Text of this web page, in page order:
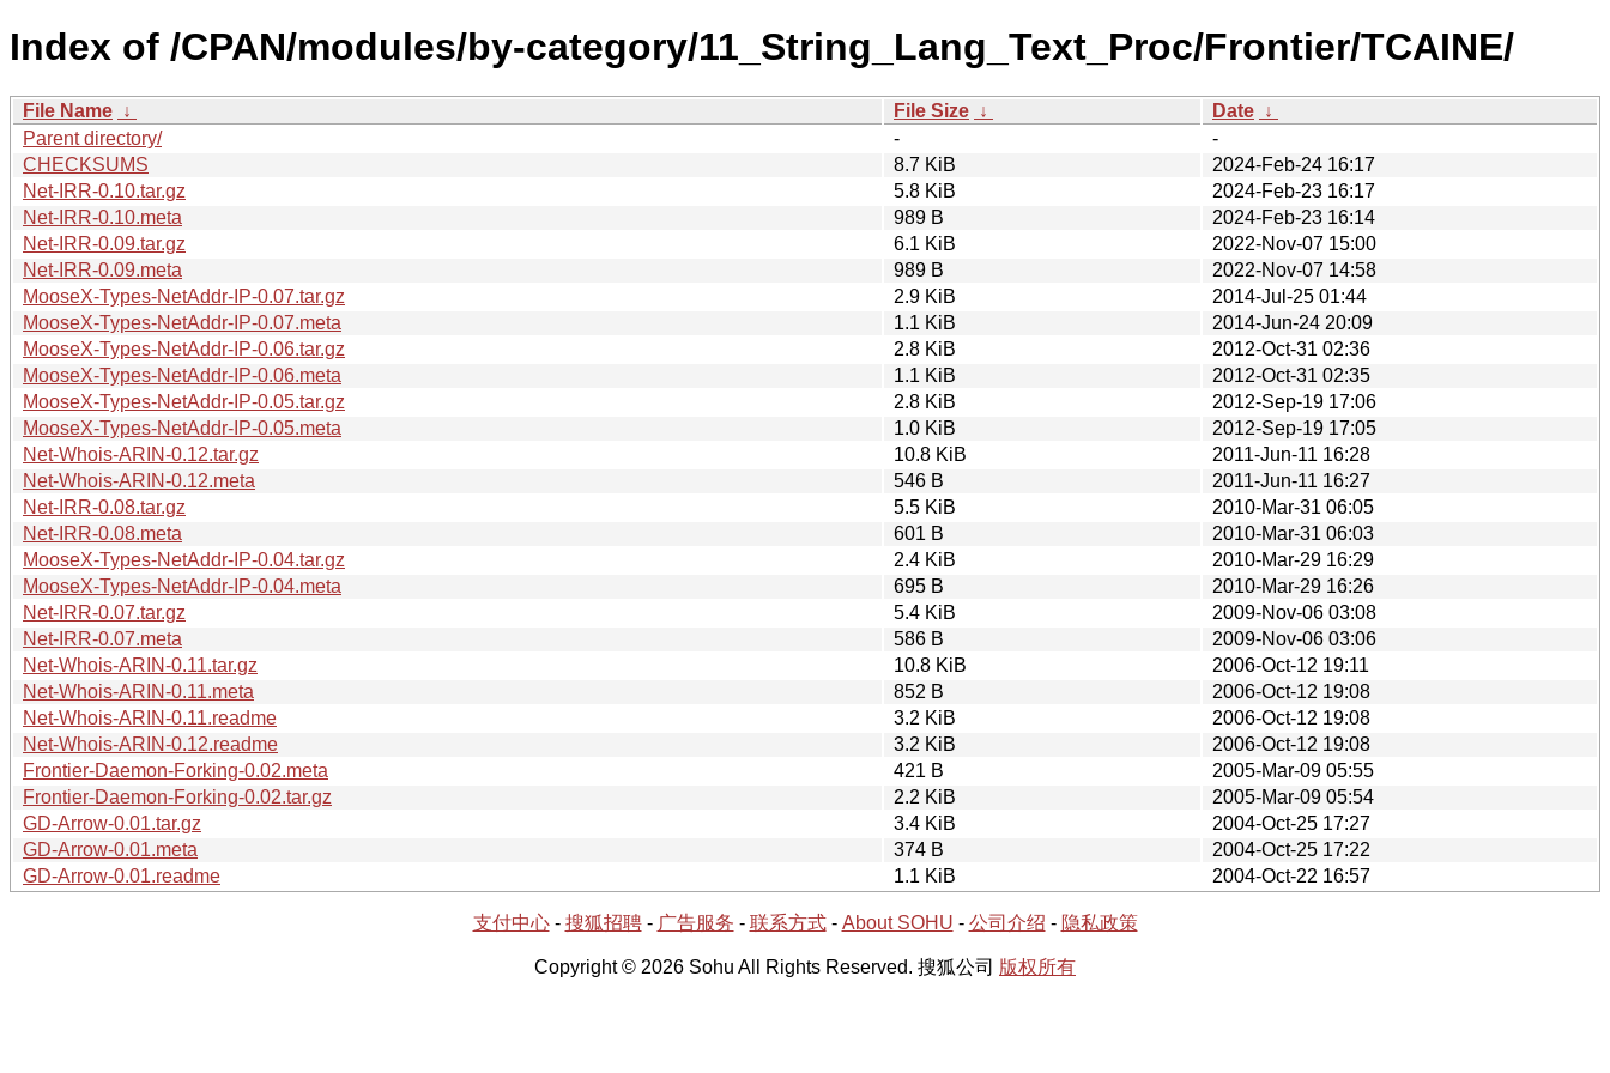
Index of /CPAN/modules/by-category/11_String_Lang_Text_Proc/Frontier/TCAINE/
File Name ↓ File Size ↓ Date ↓
Parent directory/
-
-
CHECKSUMS
8.7 KiB
2024-Feb-24 16:17
Net-IRR-0.10.tar.gz
5.8 KiB
2024-Feb-23 16:17
Net-IRR-0.10.meta
989 B
2024-Feb-23 16:14
Net-IRR-0.09.tar.gz
6.1 KiB
2022-Nov-07 15:00
Net-IRR-0.09.meta
989 B
2022-Nov-07 14:58
MooseX-Types-NetAddr-IP-0.07.tar.gz
2.9 KiB
2014-Jul-25 01:44
MooseX-Types-NetAddr-IP-0.07.meta
1.1 KiB
2014-Jun-24 20:09
MooseX-Types-NetAddr-IP-0.06.tar.gz
2.8 KiB
2012-Oct-31 02:36
MooseX-Types-NetAddr-IP-0.06.meta
1.1 KiB
2012-Oct-31 02:35
MooseX-Types-NetAddr-IP-0.05.tar.gz
2.8 KiB
2012-Sep-19 17:06
MooseX-Types-NetAddr-IP-0.05.meta
1.0 KiB
2012-Sep-19 17:05
Net-Whois-ARIN-0.12.tar.gz
10.8 KiB
2011-Jun-11 16:28
Net-Whois-ARIN-0.12.meta
546 B
2011-Jun-11 16:27
Net-IRR-0.08.tar.gz
5.5 KiB
2010-Mar-31 06:05
Net-IRR-0.08.meta
601 B
2010-Mar-31 06:03
MooseX-Types-NetAddr-IP-0.04.tar.gz
2.4 KiB
2010-Mar-29 16:29
MooseX-Types-NetAddr-IP-0.04.meta
695 B
2010-Mar-29 16:26
Net-IRR-0.07.tar.gz
5.4 KiB
2009-Nov-06 03:08
Net-IRR-0.07.meta
586 B
2009-Nov-06 03:06
Net-Whois-ARIN-0.11.tar.gz
10.8 KiB
2006-Oct-12 19:11
Net-Whois-ARIN-0.11.meta
852 B
2006-Oct-12 19:08
Net-Whois-ARIN-0.11.readme
3.2 KiB
2006-Oct-12 19:08
Net-Whois-ARIN-0.12.readme
3.2 KiB
2006-Oct-12 19:08
Frontier-Daemon-Forking-0.02.meta
421 B
2005-Mar-09 05:55
Frontier-Daemon-Forking-0.02.tar.gz
2.2 KiB
2005-Mar-09 05:54
GD-Arrow-0.01.tar.gz
3.4 KiB
2004-Oct-25 17:27
GD-Arrow-0.01.meta
374 B
2004-Oct-25 17:22
GD-Arrow-0.01.readme
1.1 KiB 2004-Oct-22 16:57
支付中心- 搜狐招聘- 广告服务 - 联系方式- About SOHU - 公司介绍 - 隐私政策
Copyright © 2026 Sohu All Rights Reserved. 搜狐公司 版权所有